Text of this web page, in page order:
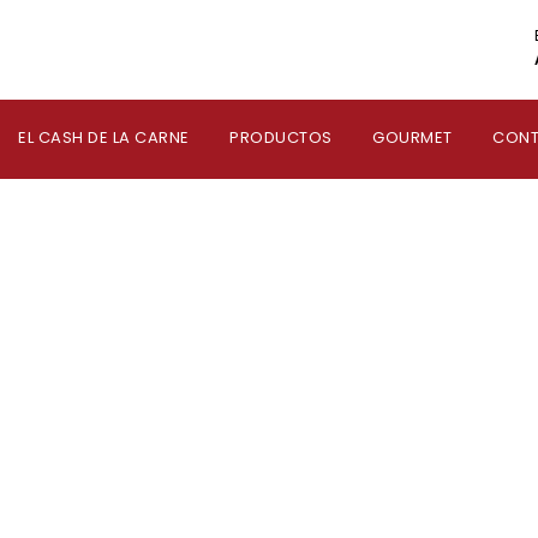
EL CASH DE LA CARNE PRODUCTOS GOURMET